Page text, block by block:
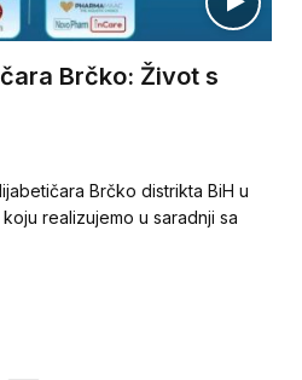
Brčko: Život s
Brčko distrikta BiH u
realizujemo u saradnji sa